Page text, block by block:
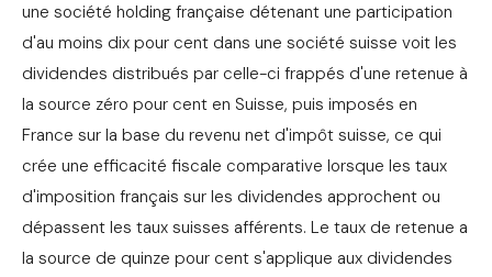
une société holding française détenant une participation
d'au moins dix pour cent dans une société suisse voit les
dividendes distribués par celle-ci frappés d'une retenue à
la source zéro pour cent en Suisse, puis imposés en
France sur la base du revenu net d'impôt suisse, ce qui
crée une efficacité fiscale comparative lorsque les taux
d'imposition français sur les dividendes approchent ou
dépassent les taux suisses afférents. Le taux de retenue a
la source de quinze pour cent s'applique aux dividendes